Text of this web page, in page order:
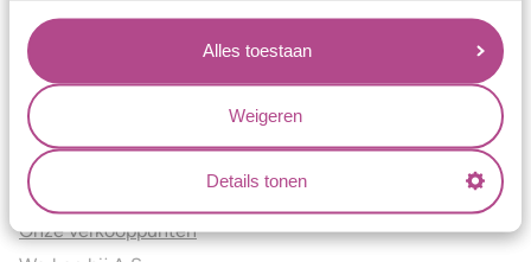
Alles toestaan
Weigeren
Details tonen
Jouw voordelen
Conflictvrije Materialen
Oneindig veel mogelijkheden
Kwaliteit
Juweliers & Contact
Onze verkooppunten